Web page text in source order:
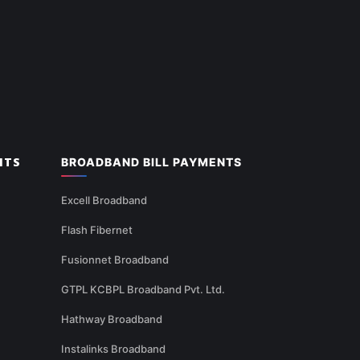
BROADBAND BILL PAYMENTS
Excell Broadband
Flash Fibernet
Fusionnet Broadband
GTPL KCBPL Broadband Pvt. Ltd.
Hathway Broadband
Instalinks Broadband